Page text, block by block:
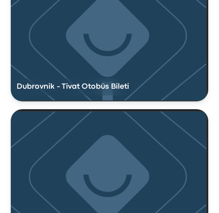
Dubrovnik - Tivat Otobüs Bileti